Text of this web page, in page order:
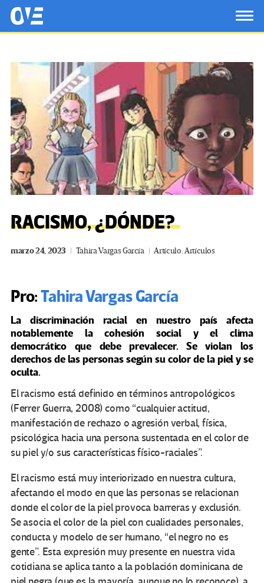
Saltar al contenido principal
OtrasVocesenEducacion.org
RACISMO, ¿DÓNDE?
marzo 24, 2023 Tahira Vargas García Artículo,Artículos
Pro:Tahira Vargas García
La discriminación racial en nuestro país afecta
notablemente la cohesión social y el clima
democrático que debe prevalecer. Se violan los
derechos de las personas según su color de la piel y se
oculta.
El racismo está definido en términos antropológicos
(Ferrer Guerra, 2008) como “cualquier actitud,
manifestación de rechazo o agresión verbal, física,
psicológica hacia una persona sustentada en el color de
su piel y/o sus características físico-raciales”.
El racismo está muy interiorizado en nuestra cultura,
afectando el modo en que las personas se relacionan
donde el color de la piel provoca barreras y exclusión.
Se asocia el color de la piel con cualidades personales,
conducta y modelo de ser humano, “el negro no es
gente”. Esta expresión muy presente en nuestra vida
cotidiana se aplica tanto a la población dominicana de